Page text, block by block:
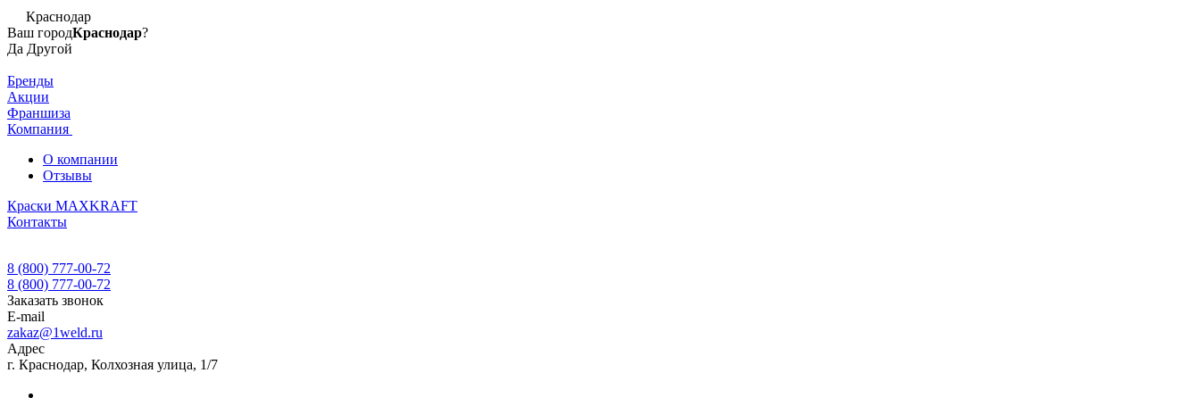
Краснодар
Ваш городКраснодар?
Да Другой
Бренды
Акции
Франшиза
Компания
О компании
Отзывы
Краски MAXKRAFT
Контакты
8 (800) 777-00-72
8 (800) 777-00-72
Заказать звонок
E-mail
zakaz@1weld.ru
Адрес
г. Краснодар, Колхозная улица, 1/7